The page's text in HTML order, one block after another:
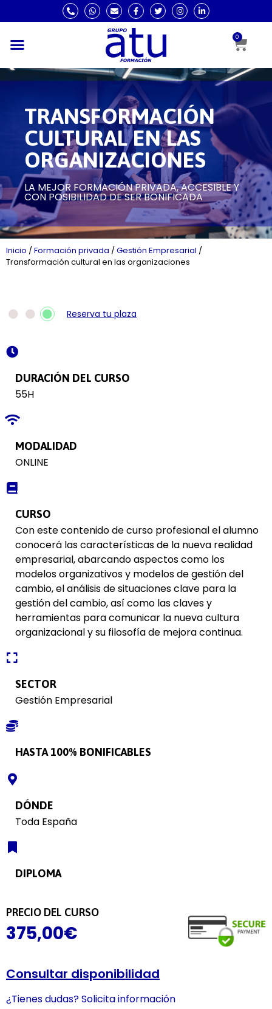
0
TRANSFORMACIÓN
CULTURAL EN LAS
ORGANIZACIONES
LA MEJOR FORMACIÓN PRIVADA, ACCESIBLE Y
CON POSIBILIDAD DE SER BONIFICADA
Inicio /Formación privada /Gestión Empresarial /
Transformación cultural en las organizaciones
Reserva tu plaza
DURACIÓN DEL CURSO
55H
MODALIDAD
ONLINE
CURSO
Con este contenido de curso profesional el alumno
conocerá las características de la nueva realidad
empresarial, abarcando aspectos como los
modelos organizativos y modelos de gestión del
cambio, el análisis de situaciones clave para la
gestión del cambio, así como las claves y
herramientas para comunicar la nueva cultura
organizacional y su filosofía de mejora continua.
SECTOR
Gestión Empresarial
HASTA 100% BONIFICABLES
DÓNDE
Toda España
DIPLOMA
PRECIO DEL CURSO
375,00€
Consultar disponibilidad
¿Tienes dudas? Solicita información